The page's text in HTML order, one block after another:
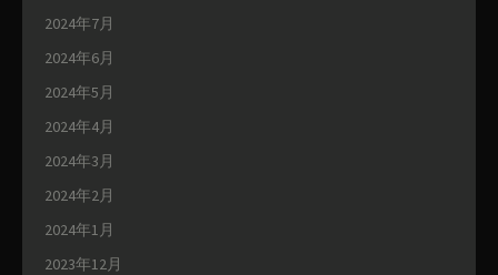
2024年7月
2024年6月
2024年5月
2024年4月
2024年3月
2024年2月
2024年1月
2023年12月